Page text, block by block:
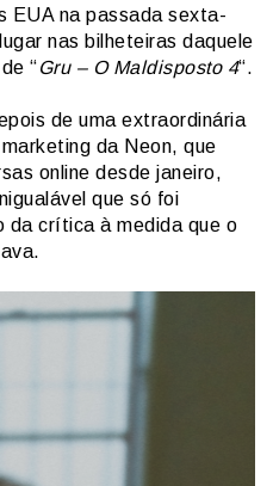
EUA na passada sexta-
nas bilheteiras daquele
“Gru – O Maldisposto 4“.
de uma extraordinária
da Neon, que
online desde janeiro,
que só foi
da crítica à medida que o